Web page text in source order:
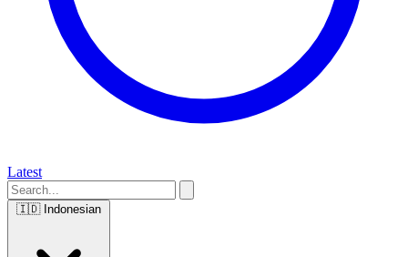
Latest
🇮🇩 Indonesian